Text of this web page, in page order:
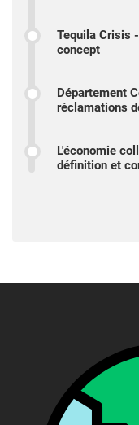
Tequila Crisis
concept
Département
réclamations
L'économie
définition et